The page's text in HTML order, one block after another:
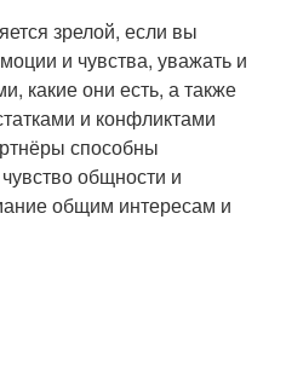
зрелой, если вы
и чувства, уважать и
какие они есть, а также
и конфликтами
способны
общности и
общим интересам и